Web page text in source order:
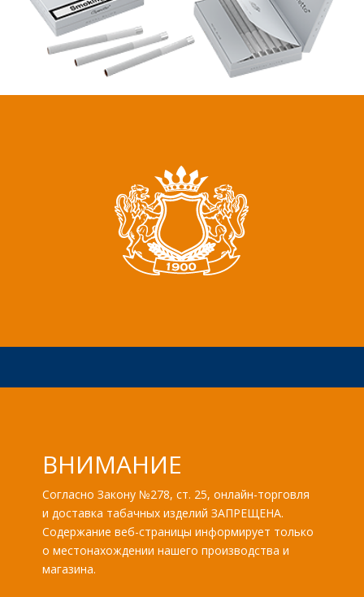
ВНИМАНИЕ
Согласно Закону №278, ст. 25, онлайн-торговля
и доставка табачных изделий ЗАПРЕЩЕНА.
Содержание веб-страницы информирует только
о местонахождении нашего производства и
магазина.